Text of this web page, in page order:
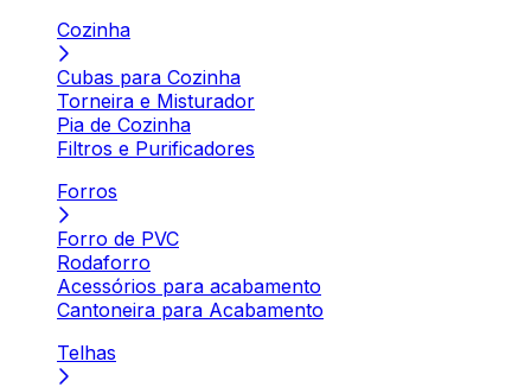
Cozinha
Cubas para Cozinha
Torneira e Misturador
Pia de Cozinha
Filtros e Purificadores
Forros
Forro de PVC
Rodaforro
Acessórios para acabamento
Cantoneira para Acabamento
Telhas